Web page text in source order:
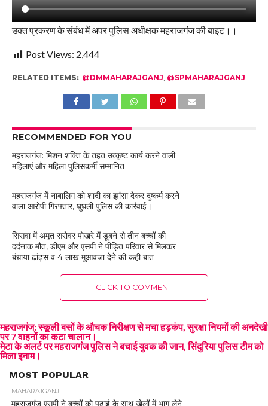
उक्त प्रकरण के संबंध में अपर पुलिस अधीक्षक महराजगंज की बाइट।।
Post Views: 2,444
RELATED ITEMS: @DMMAHARAJGANJ @SPMAHARAJGANJ
RECOMMENDED FOR YOU
महराजगंज: मिशन शक्ति के तहत उत्कृष्ट कार्य करने वाली
महिलाएं और महिला पुलिसकर्मी सम्मानित
महराजगंज में नाबालिग को शादी का झांसा देकर दुष्कर्म करने
वाला आरोपी गिरफ्तार, घुघली पुलिस की कार्रवाई।
सिसवा में अमृत सरोवर पोखरे में डूबने से तीन बच्चों की
दर्दनाक मौत, डीएम और एसपी ने पीड़ित परिवार से मिलकर
बंधाया ढांढ़स व 4 लाख मुआवजा देने की कही बात
CLICK TO COMMENT
महराजगंज: स्कूली बसों के औचक निरीक्षण से मचा हड़कंप, सुरक्षा नियमों की अनदेखी
पर 7 वाहनों का कटा चालान।
मेटा के अलर्ट पर महराजगंज पुलिस ने बचाई युवक की जान, सिंदुरिया पुलिस टीम को
मिला इनाम।
MOST POPULAR
MAHARAJGANJ
महराजगंज एसपी ने बच्चों को पढ़ाई के साथ खेलों में भाग लेने